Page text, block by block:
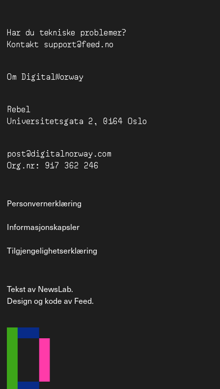
Har du tekniske problemer?
Kontakt
support@feed.no
Om DigitalNorway
Rebel
Universitetsgata 2, 0164 Oslo
post@digitalnorway.com
Org.nr: 917 362 246
Personvernerklæring
Informasjonskapsler
Tilgjengelighetserklæring
Tekst av NewsLab.
Design og kode av Feed.